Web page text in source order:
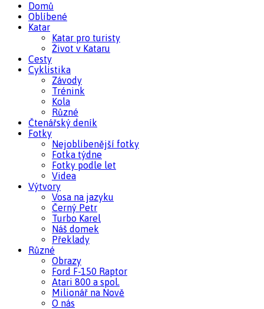
Domů
Oblíbené
Katar
Katar pro turisty
Život v Kataru
Cesty
Cyklistika
Závody
Trénink
Kola
Různé
Čtenářský deník
Fotky
Nejoblíbenější fotky
Fotka týdne
Fotky podle let
Videa
Výtvory
Vosa na jazyku
Černý Petr
Turbo Karel
Náš domek
Překlady
Různé
Obrazy
Ford F-150 Raptor
Atari 800 a spol.
Milionář na Nově
O nás